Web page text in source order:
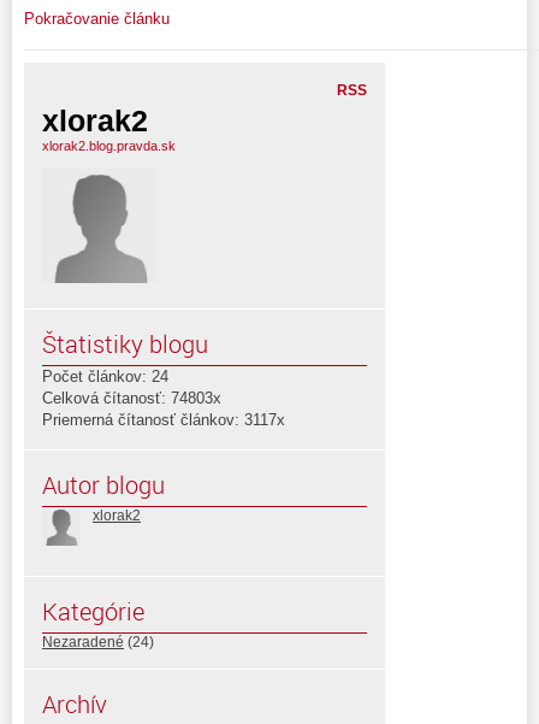
Pokračovanie článku
RSS
xlorak2
xlorak2.blog.pravda.sk
Štatistiky blogu
Počet článkov: 24
Celková čítanosť: 74803x
Priemerná čítanosť článkov: 3117x
Autor blogu
xlorak2
Kategórie
Nezaradené (24)
Archív